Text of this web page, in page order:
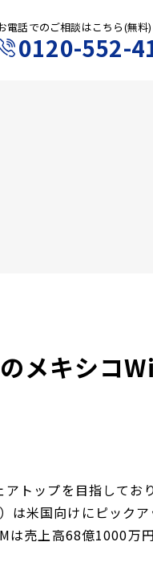
電話でのご相談はこちら(無料)
0120-552-
メキシコ
トップを目指してお
米国向けにピックア
は売上高68億1000万